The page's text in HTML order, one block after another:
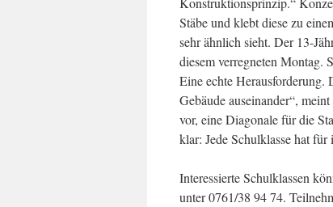
Stäbe und klebt diese zu
sehr ähnlich sieht. Der 13-
diesem verregneten Montag.
Eine echte Herausforderung.
Gebäude auseinander“,
vor, eine Diagonale für die
klar: Jede Schulklasse hat
Interessierte Schulklassen
unter 0761/38 94 74.